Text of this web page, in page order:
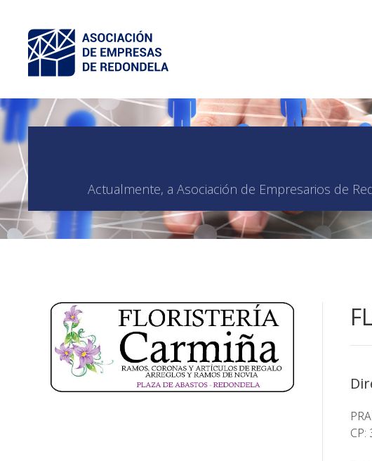
Actualmente, a Asociación de Empresarios de
CP: